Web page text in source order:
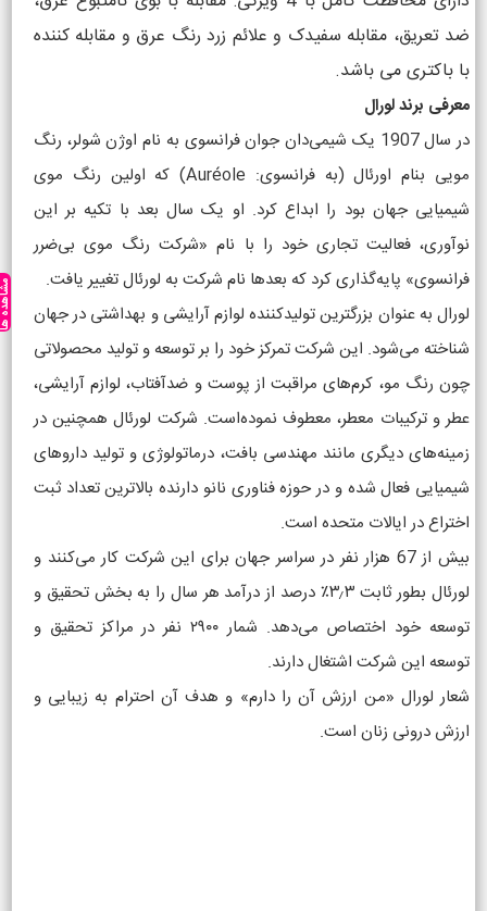
ضد تعریق، مقابله سفیدک و علائم زرد رنگ عرق و مقابله کننده
با باکتری می باشد.
معرفی برند لورال
در سال 1907 یک شیمی‌دان جوان فرانسوی به نام اوژن شولر، رنگ
مویی بنام اورئال (به فرانسوی: Auréole) که اولین رنگ موی
شیمیایی جهان بود را ابداع کرد. او یک سال بعد با تکیه بر این
نوآوری، فعالیت تجاری خود را با نام «شرکت رنگ موی بی‌ضرر
فرانسوی» پایه‌گذاری کرد که بعدها نام شرکت به لورئال تغییر یافت.
لورال به عنوان بزرگترین تولیدکننده لوازم آرایشی و بهداشتی در جهان
شناخته می‌شود. این شرکت تمرکز خود را بر توسعه و تولید محصولاتی
چون رنگ مو، کرم‌های مراقبت از پوست و ضدآفتاب، لوازم آرایشی،
عطر و ترکیبات معطر، معطوف نموده‌است. شرکت لورئال همچنین در
زمینه‌های دیگری مانند مهندسی بافت، درماتولوژی و تولید داروهای
شیمیایی فعال شده و در حوزه فناوری نانو دارنده بالاترین تعداد ثبت
اختراع در ایالات متحده است.
بیش از 67 هزار نفر در سراسر جهان برای این شرکت کار می‌کنند و
لورئال بطور ثابت ۳٫۳٪ درصد از درآمد هر سال را به بخش تحقیق و
توسعه خود اختصاص می‌دهد. شمار ۲۹۰۰ نفر در مراکز تحقیق و
توسعه این شرکت اشتغال دارند.
شعار لورال «من ارزش آن را دارم» و هدف آن احترام به زیبایی و
ارزش درونی زنان است.